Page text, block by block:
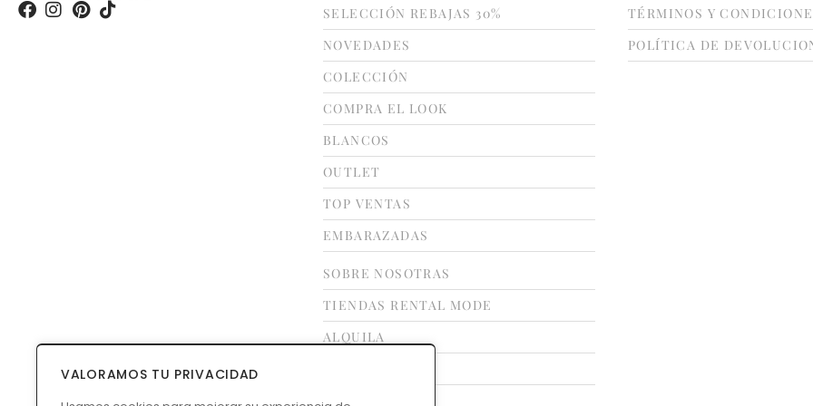
VALORAMOS TU PRIVACIDAD
SELECCIÓN REBAJAS 30%
NOVEDADES
COLECCIÓN
COMPRA EL LOOK
BLANCOS
OUTLET
TOP VENTAS
EMBARAZADAS
SOBRE NOSOTRAS
TIENDAS RENTAL MODE
ALQUILA
CONTACTO
TÉRMINOS Y
POLÍTICA DE